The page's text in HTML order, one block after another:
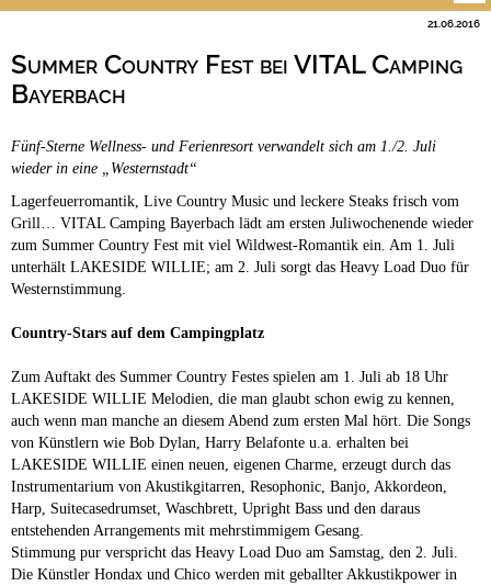
Ganzjährig geöffnet
Campingplätze
Summer Country Fest bei VITAL Camping
Bayerbach
21.06.2016
Fünf-Sterne Wellness- und Ferienresort verwandelt sich am 1./2. Juli
wieder in eine „Westernstadt“
Lagerfeuerromantik, Live Country Music und leckere Steaks frisch vom
Grill… VITAL Camping Bayerbach lädt am ersten Juliwochenende wieder
zum Summer Country Fest mit viel Wildwest-Romantik ein. Am 1. Juli
unterhält LAKESIDE WILLIE; am 2. Juli sorgt das Heavy Load Duo für
Westernstimmung.
Country-Stars auf dem Campingplatz
Zum Auftakt des Summer Country Festes spielen am 1. Juli ab 18 Uhr
LAKESIDE WILLIE Melodien, die man glaubt schon ewig zu kennen,
auch wenn man manche an diesem Abend zum ersten Mal hört. Die Songs
von Künstlern wie Bob Dylan, Harry Belafonte u.a. erhalten bei
LAKESIDE WILLIE einen neuen, eigenen Charme, erzeugt durch das
Instrumentarium von Akustikgitarren, Resophonic, Banjo, Akkordeon,
Harp, Suitecasedrumset, Waschbrett, Upright Bass und den daraus
entstehenden Arrangements mit mehrstimmigem Gesang.
Stimmung pur verspricht das Heavy Load Duo am Samstag, den 2. Juli.
Die Künstler Hondax und Chico werden mit geballter Akkustikpower in